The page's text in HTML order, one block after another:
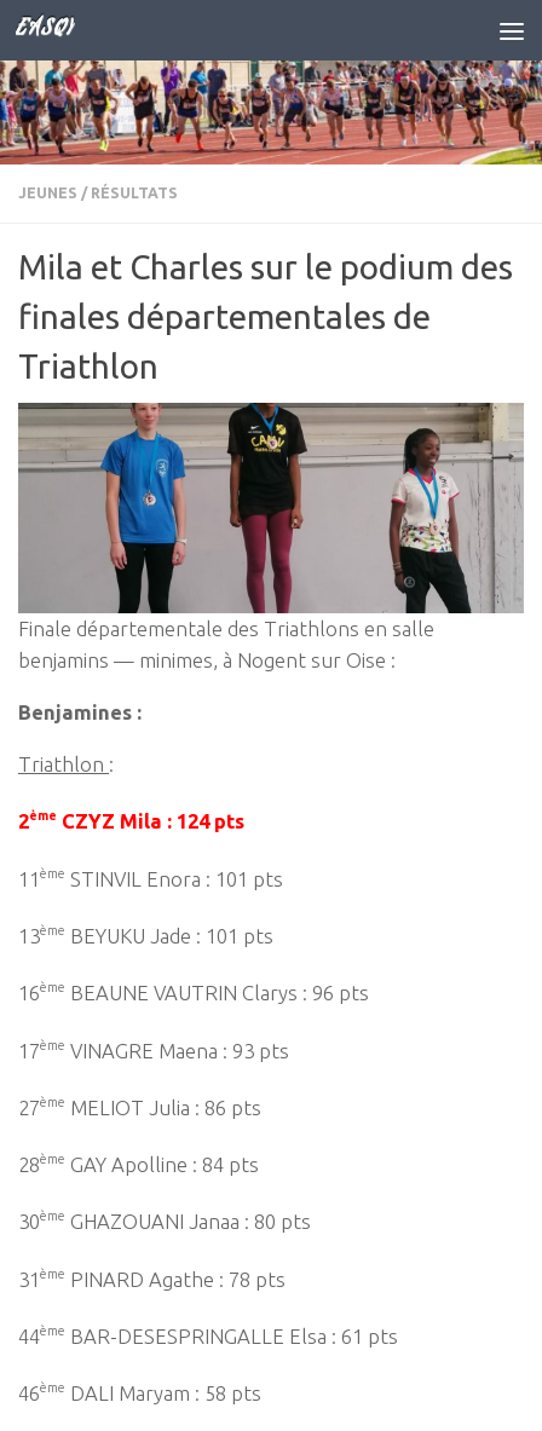
Skip to content
EASQY
JEUNES / RÉSULTATS
Mila et Charles sur le podium des
finales départementales de
Triathlon
Finale départementale des Triathlons en salle
benjamins — minimes, à Nogent sur Oise :
Benjamines :
Triathlon :
2ème CZYZ Mila : 124 pts
11 ème STINVIL Enora : 101 pts
13ème BEYUKU Jade : 101 pts
16ème BEAUNE VAUTRIN Clarys : 96 pts
17ème VINAGRE Maena : 93 pts
27ème MELIOT Julia : 86 pts
28ème GAY Apolline : 84 pts
30ème GHAZOUANI Janaa : 80 pts
31 ème PINARD Agathe : 78 pts
44ème BAR-DESESPRINGALLE Elsa : 61 pts
46ème DALI Maryam : 58 pts